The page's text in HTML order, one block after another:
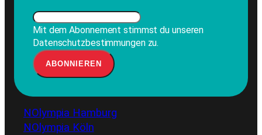
Mit dem Abonnement stimmst du unseren
Datenschutzbestimmungen zu.
NOlympia Hamburg
NOlympia Köln